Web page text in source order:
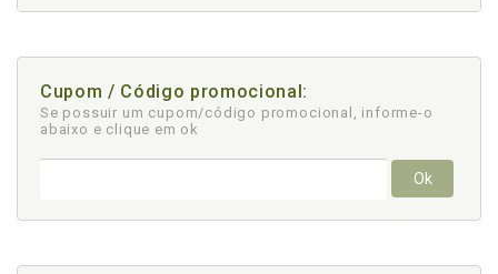
Cupom / Código promocional:
Se possuir um cupom/código promocional, informe-o
abaixo e clique em ok
Ok